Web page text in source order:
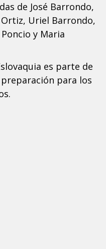
de José Barrondo,
Ortiz, Uriel Barrondo,
y Maria
es parte de
para los